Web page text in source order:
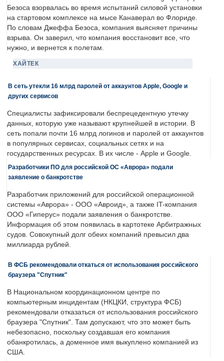
Безоса взорвалась во время испытаний силовой установки
на стартовом комплексе на мысе Канаверал во Флориде.
По словам Джеффа Безоса, компания выясняет причины
взрыва. Он заверил, что компания восстановит все, что
нужно, и вернется к полетам.
ХАЙТЕК
В сеть утекли 16 млрд паролей от аккаунтов Apple, Google и
других сервисов
Специалисты зафиксировали беспрецедентную утечку
данных, которую уже называют крупнейшей в истории. В
сеть попали почти 16 млрд логинов и паролей от аккаунтов
в популярных сервисах, социальных сетях и на
государственных ресурсах. В их числе - Apple и Google.
Разработчики ПО для российской ОС «Аврора» подали
заявление о банкротстве
Разработчик приложений для российской операционной
системы «Аврора» - ООО «Авроид», а также IT-компания
ООО «Гиперус» подали заявления о банкротстве.
Информация об этом появилась в картотеке Арбитражных
судов. Совокупный долг обеих компаний превысил два
миллиарда рублей.
В ФСБ рекомендовали откаться от использования российского
браузера "Спутник"
В Национальном координационном центре по
компьютерным инцидентам (НКЦКИ, структура ФСБ)
рекомендовали отказаться от использования российского
браузера "Спутник". Там допускают, что это может быть
небезопасно, поскольку создавшая его компания
обанкротилась, а доменное имя выкуплено компанией из
США.